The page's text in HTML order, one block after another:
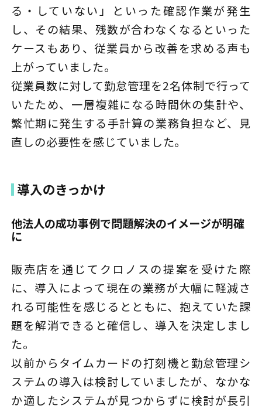
る・していない」といった確認作業が発生
し、その結果、残数が合わなくなるといった
ケースもあり、従業員から改善を求める声も
上がっていました。
従業員数に対して勤怠管理を2名体制で行って
いたため、一層複雑になる時間休の集計や、
繁忙期に発生する手計算の業務負担など、見
直しの必要性を感じていました。
導入のきっかけ
他法人の成功事例で問題解決のイメージが明確
に
販売店を通じてクロノスの提案を受けた際
に、導入によって現在の業務が大幅に軽減さ
れる可能性を感じるとともに、抱えていた課
題を解消できると確信し、導入を決定しまし
た。
以前からタイムカードの打刻機と勤怠管理シ
ステムの導入は検討していましたが、なかな
か適したシステムが見つからずに検討が長引